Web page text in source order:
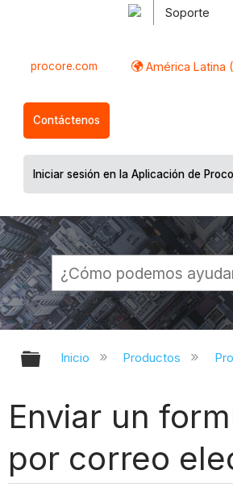
Soporte
procore.com América Latina
Contáctenos
Iniciar sesión en la Aplicación de
Expandir/contraer
Inicio Productos
Enviar un
por correo